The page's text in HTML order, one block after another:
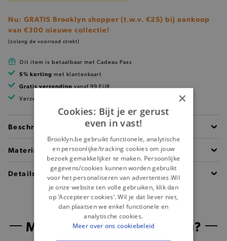
Nu: GRATIS Brooklyn shopper (t.w.v. €25) bij aankoop
van €300 nieuwe collectie!
(zolang de voorraad strekt)
Dit item is betaalbaar met Cadeau Pass
5% korting met klantenkaart
Gratis verzendingvanaf 99 EUR
Verzending binnen 1 à 2 werkdagen
Beschrijving
Materiaal
Details
Misschien is dit iets voor jou?
×
Cookies: Bijt je er gerust
even in vast!
Brooklyn.be gebruikt functionele, analytische
en persoonlijke/tracking cookies om jouw
bezoek gemakkelijker te maken. Persoonlijke
gegevens/cookies kunnen worden gebruikt
voor het personaliseren van advertenties.Wil
je onze website ten volle gebruiken, klik dan
op ‘Accepteer cookies’. Wil je dat liever niet,
dan plaatsen we enkel functionele en
analytische cookies.
Meer over ons cookiebeleid